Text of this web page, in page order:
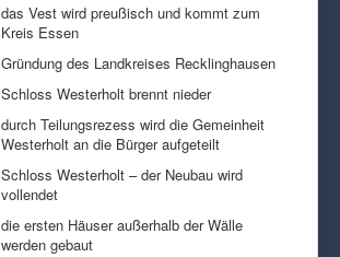
das Vest wird preußisch und kommt zum
Kreis Essen
Gründung des Landkreises Recklinghausen
Schloss Westerholt brennt nieder
durch Teilungsrezess wird die Gemeinheit
Westerholt an die Bürger aufgeteilt
Schloss Westerholt – der Neubau wird
vollendet
die ersten Häuser außerhalb der Wälle
werden gebaut